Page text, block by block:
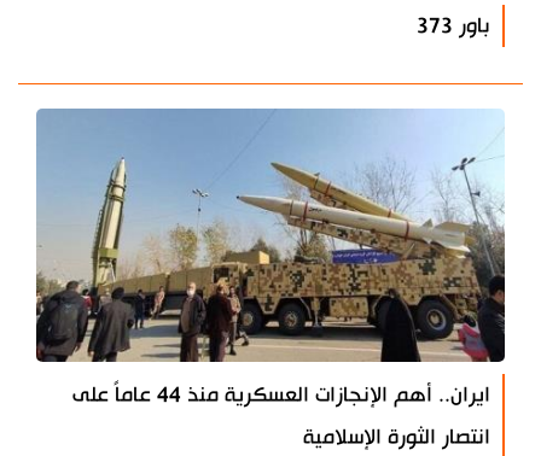
باور 373
ايران.. أهم الإنجازات العسكرية منذ 44 عاماً على
انتصار الثورة الإسلامية